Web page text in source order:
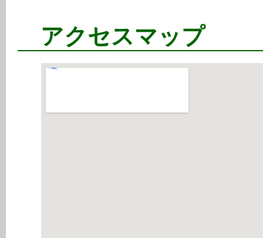
アクセスマップ